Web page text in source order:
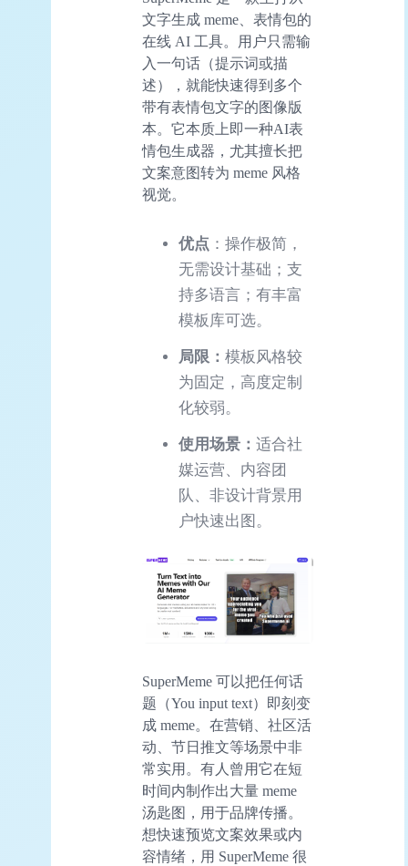
文字生成 meme、表情包的
在线 AI 工具。用户只需输
入一句话（提示词或描
述），就能快速得到多个
带有表情包文字的图像版
本。它本质上即一种AI表
情包生成器，尤其擅长把
文案意图转为 meme 风格
视觉。
优点 ：操作极简，
无需设计基础；支
持多语言；有丰富
模板库可选。
局限： 模板风格较
为固定，高度定制
化较弱。
使用场景： 适合社
媒运营、内容团
队、非设计背景用
户快速出图。
SuperMeme 可以把任何话
题（You input text）即刻变
成 meme。在营销、社区活
动、节日推文等场景中非
常实用。有人曾用它在短
时间内制作出大量 meme
汤匙图，用于品牌传播。
想快速预览文案效果或内
容情绪，用 SuperMeme 很